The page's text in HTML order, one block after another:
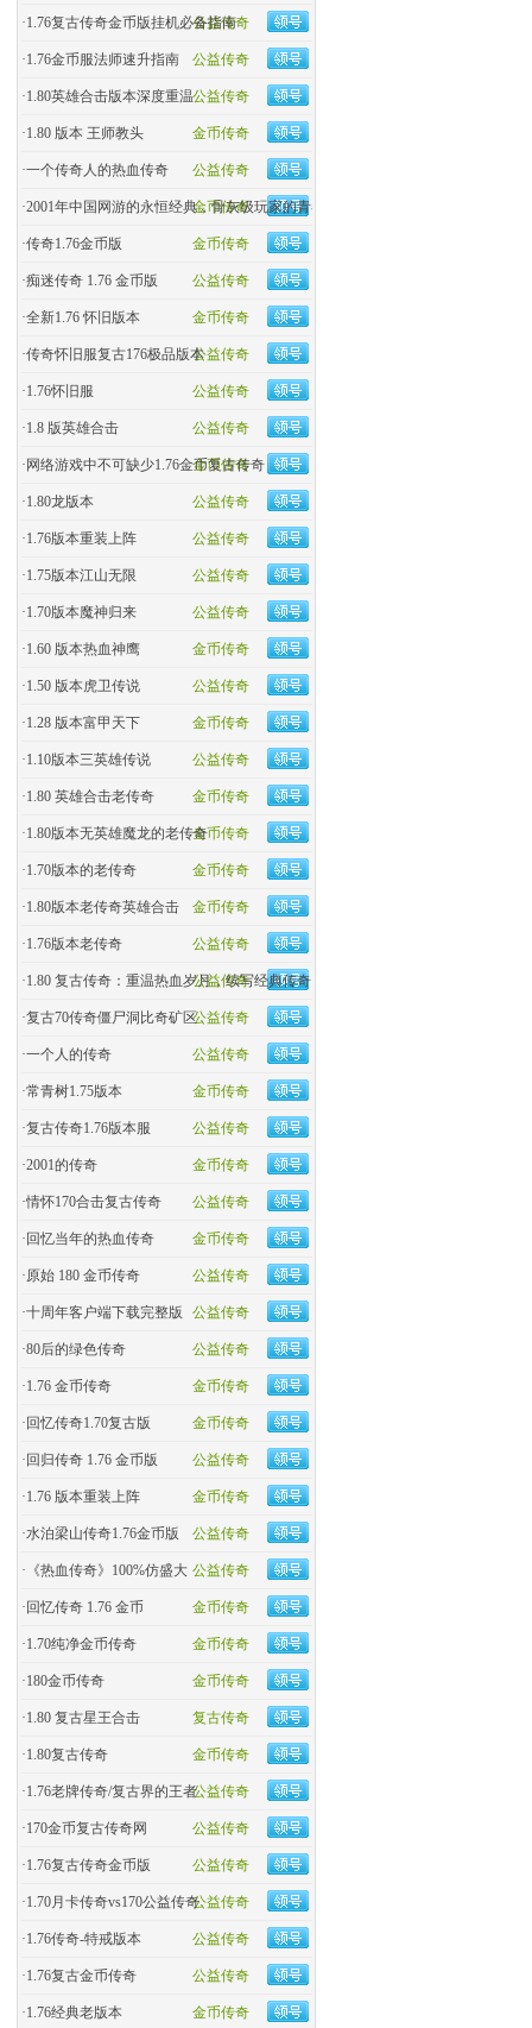
公益传奇
·1.76复古传奇金币版挂机必备指南
公益传奇
·1.76金币服法师速升指南
公益传奇
·1.80英雄合击版本深度重温
金币传奇
·1.80 版本 王师教头
公益传奇
·一个传奇人的热血传奇
金币传奇
·2001年中国网游的永恒经典，骨灰级玩家的青春回忆杀！
金币传奇
·传奇1.76金币版
公益传奇
·痴迷传奇 1.76 金币版
金币传奇
·全新1.76 怀旧版本
公益传奇
·传奇怀旧服复古176极品版本
公益传奇
·1.76怀旧服
公益传奇
·1.8 版英雄合击
金币传奇
· 网络游戏中不可缺少1.76金币复古传奇
公益传奇
·1.80龙版本
公益传奇
·1.76版本重装上阵
公益传奇
·1.75版本江山无限
公益传奇
·1.70版本魔神归来
金币传奇
·1.60 版本热血神鹰
公益传奇
·1.50 版本虎卫传说
金币传奇
·1.28 版本富甲天下
公益传奇
·1.10版本三英雄传说
金币传奇
·1.80 英雄合击老传奇
金币传奇
·1.80版本无英雄魔龙的老传奇
金币传奇
·1.70版本的老传奇
金币传奇
·1.80版本老传奇英雄合击
公益传奇
·1.76版本老传奇
公益传奇
·1.80 复古传奇：重温热血岁月，续写经典传奇
公益传奇
·复古70传奇僵尸洞比奇矿区
公益传奇
·一个人的传奇
金币传奇
·常青树1.75版本
公益传奇
·复古传奇1.76版本服
金币传奇
·2001的传奇
公益传奇
·情怀170合击复古传奇
金币传奇
· 回忆当年的热血传奇
公益传奇
·原始 180 金币传奇
公益传奇
·十周年客户端下载完整版
公益传奇
·80后的绿色传奇
金币传奇
·1.76 金币传奇
金币传奇
· 回忆传奇1.70复古版
公益传奇
· 回归传奇 1.76 金币版
金币传奇
·1.76 版本重装上阵
公益传奇
·水泊梁山传奇1.76金币版
公益传奇
· 《热血传奇》100%仿盛大
金币传奇
· 回忆传奇 1.76 金币
金币传奇
·1.70纯净金币传奇
金币传奇
·180金币传奇
复古传奇
·1.80 复古星王合击
金币传奇
·1.80复古传奇
公益传奇
·1.76老牌传奇/复古界的王者
公益传奇
·170金币复古传奇网
公益传奇
·1.76复古传奇金币版
公益传奇
·1.70月卡传奇vs170公益传奇
公益传奇
·1.76传奇-特戒版本
公益传奇
·1.76复古金币传奇
金币传奇
·1.76经典老版本